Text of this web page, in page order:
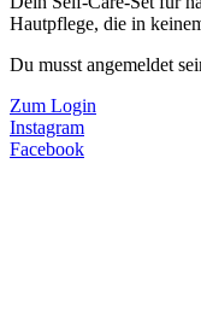
Hautpflege, die in
Du musst angemeldet
Zum Login
Instagram
Facebook